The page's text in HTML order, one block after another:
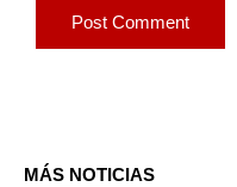
MÁS NOTICIAS